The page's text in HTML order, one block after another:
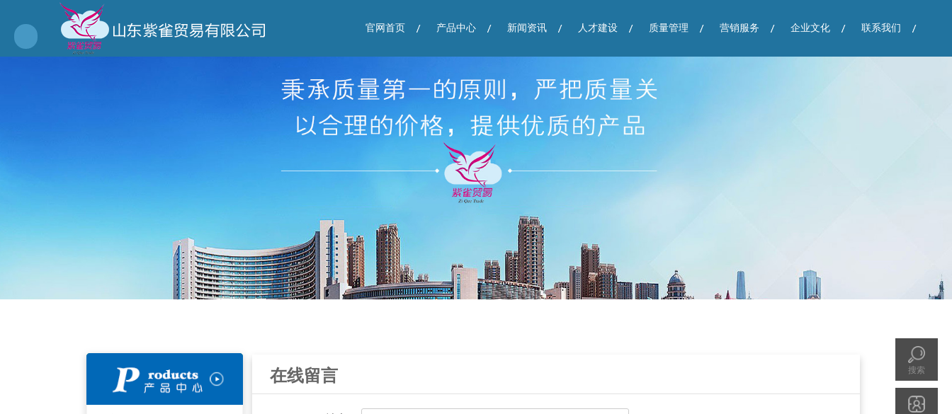
官网首页 产品中心 新闻资讯 人才建设 质量管理 营销服务 企业文化 联系我们
在线留言 搜索